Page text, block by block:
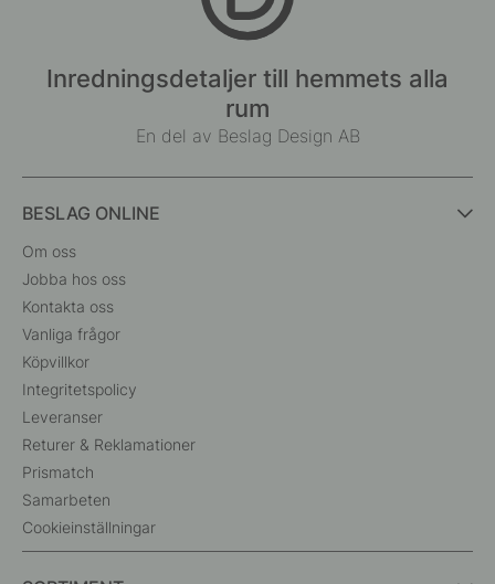
Inredningsdetaljer till hemmets alla
rum
En del av Beslag Design AB
BESLAG ONLINE
Om oss
Jobba hos oss
Kontakta oss
Vanliga frågor
Köpvillkor
Integritetspolicy
Leveranser
Returer & Reklamationer
Prismatch
Samarbeten
Cookieinställningar